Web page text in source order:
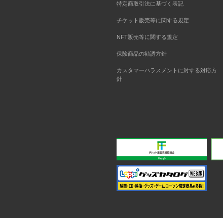
特定商取引法に基づく表記
チケット販売等に関する規定
NFT販売等に関する規定
保険商品の勧誘方針
カスタマーハラスメントに対する対応方
針